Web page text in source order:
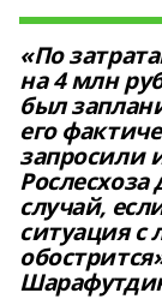
«По
на 4 млн
был
его
запросили
случай,
ситуация